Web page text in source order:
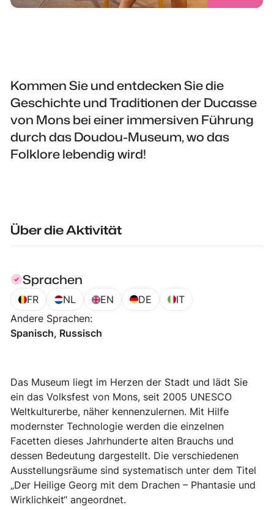
Kommen Sie und entdecken Sie die
Geschichte und Traditionen der Ducasse
von Mons bei einer immersiven Führung
durch das Doudou-Museum, wo das
Folklore lebendig wird!
Über die Aktivität
Sprachen
FR NL EN DE
IT
Andere Sprachen:
Spanisch, Russisch
Das Museum liegt im Herzen der Stadt und lädt Sie
ein das Volksfest von Mons, seit 2005 UNESCO
Weltkulturerbe, näher kennenzulernen. Mit Hilfe
modernster Technologie werden die einzelnen
Facetten dieses Jahrhunderte alten Brauchs und
dessen Bedeutung dargestellt. Die verschiedenen
Ausstellungsräume sind systematisch unter dem Titel
„Der Heilige Georg mit dem Drachen – Phantasie und
Wirklichkeit“ angeordnet.